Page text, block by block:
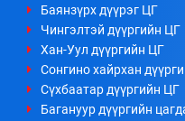
Баянзүрх дүүрэг ЦГ
Чингэлтэй дүүргийн ЦГ
Хан-Уул дүүргийн ЦГ
Сонгино хайрхан
Сүхбаатар дүүргийн ЦГ
Багануур дүүргийн